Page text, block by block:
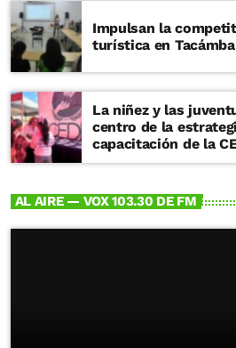
Impulsan la
turística en
La niñez y las
centro de la
capacitación de la
Michoacán
AL AIRE — VOX 103.30 DE FM